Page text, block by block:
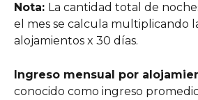
Nota: La cantidad total de
el mes se calcula multiplicando
alojamientos x 30 días.
Ingreso mensual por
conocido como ingreso